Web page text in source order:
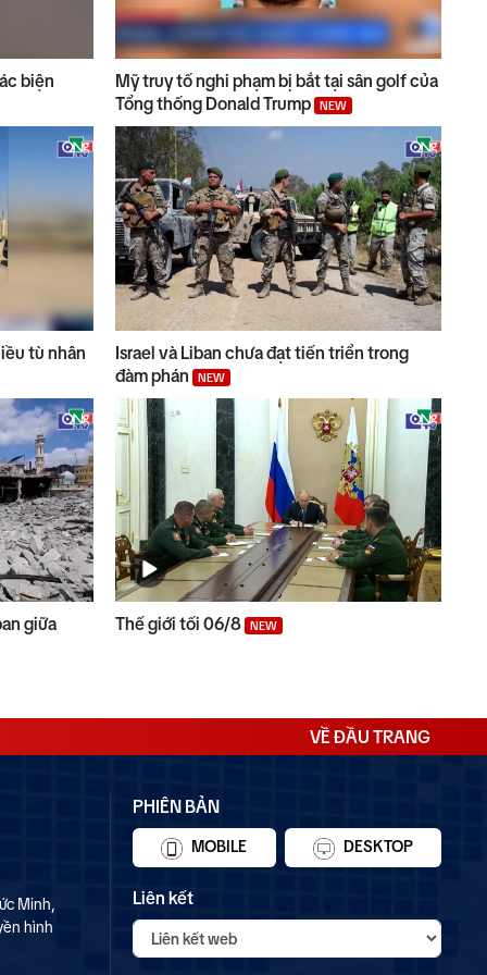
biện
Mỹ truy tố nghi phạm bị bắt tại sân golf của
Tổng thống Donald Trump
NEW
tù nhân
Israel và Liban chưa đạt tiến triển trong
đàm phán
NEW
giữa Thế giới tối 06/8 NEW
VỀ ĐẦU TRANG
Minh,
hình
PHIÊN BẢN
MOBILE DESKTOP
Liên kết